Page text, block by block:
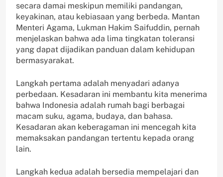
secara damai meskipun memiliki pandangan,
keyakinan, atau kebiasaan yang berbeda. Mantan
Menteri Agama, Lukman Hakim Saifuddin, pernah
menjelaskan bahwa ada lima tingkatan toleransi
yang dapat dijadikan panduan dalam kehidupan
bermasyarakat.
Langkah pertama adalah menyadari adanya
perbedaan. Kesadaran ini membantu kita menerima
bahwa Indonesia adalah rumah bagi berbagai
macam suku, agama, budaya, dan bahasa.
Kesadaran akan keberagaman ini mencegah kita
memaksakan pandangan tertentu kepada orang
lain.
Langkah kedua adalah bersedia mempelajari dan